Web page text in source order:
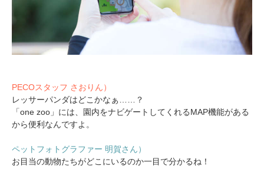
PECOスタッフ さおりん）
レッサーパンダはどこかなぁ……？
「one zoo」には、園内をナビゲートしてくれるMAP機能がある
から便利なんですよ。
ペットフォトグラファー 明賀さん）
お目当の動物たちがどこにいるのか一目で分かるね！